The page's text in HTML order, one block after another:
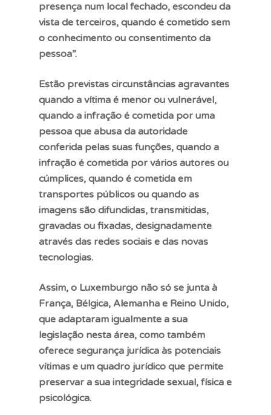
presença num local fechado, escondeu da
vista de terceiros, quando é cometido sem
o conhecimento ou consentimento da
pessoa”.
Estão previstas circunstâncias agravantes
quando a vítima é menor ou vulnerável,
quando a infração é cometida por uma
pessoa que abusa da autoridade
conferida pelas suas funções, quando a
infração é cometida por vários autores ou
cúmplices, quando é cometida em
transportes públicos ou quando as
imagens são difundidas, transmitidas,
gravadas ou fixadas, designadamente
através das redes sociais e das novas
tecnologias.
Assim, o Luxemburgo não só se junta à
França, Bélgica, Alemanha e Reino Unido,
que adaptaram igualmente a sua
legislação nesta área, como também
oferece segurança jurídica às potenciais
vítimas e um quadro jurídico que permite
preservar a sua integridade sexual, física e
psicológica.
English
Deutsch
Português